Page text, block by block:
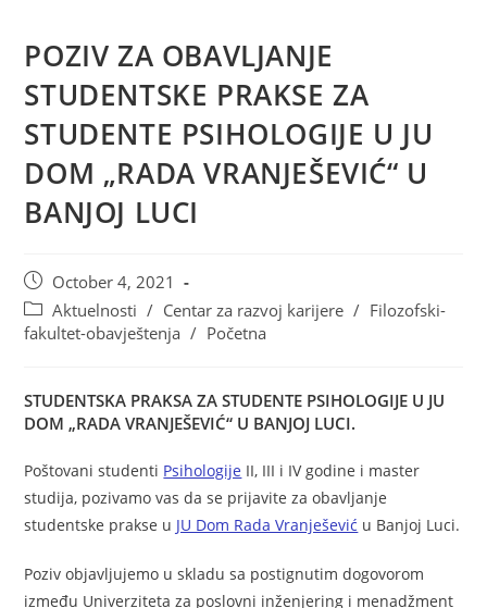
POZIV ZA OBAVLJANJE
STUDENTSKE PRAKSE ZA
STUDENTE PSIHOLOGIJE U JU
DOM „RADA VRANJEŠEVIĆ“ U
BANJOJ LUCI
October 4, 2021
Aktuelnosti / Centar za razvoj karijere / Filozofski-
fakultet-obavještenja / Početna
STUDENTSKA PRAKSA ZA STUDENTE PSIHOLOGIJE U JU
DOM „RADA VRANJEŠEVIĆ“ U BANJOJ LUCI.
Poštovani studenti Psihologije II, III i IV godine i master
studija, pozivamo vas da se prijavite za obavljanje
studentske prakse u JU Dom Rada Vranješević u Banjoj Luci.
Poziv objavljujemo u skladu sa postignutim dogovorom
između Univerziteta za poslovni inženjering i menadžment